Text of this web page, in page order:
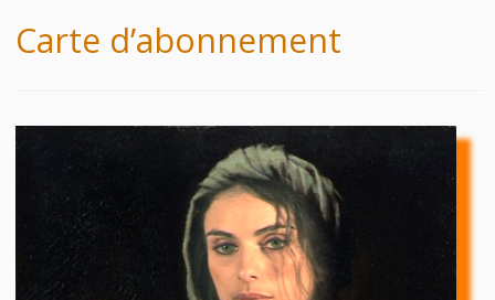
Carte d’abonnement